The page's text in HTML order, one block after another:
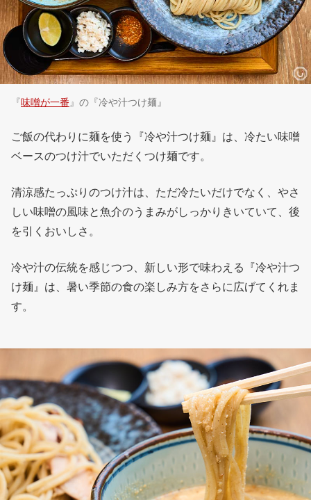
『味噌が一番 』の『冷や汁つけ麺』
ご飯の代わりに麺を使う『冷や汁つけ麺』は、冷たい味噌
ベースのつけ汁でいただくつけ麺です。
清涼感たっぷりのつけ汁は、ただ冷たいだけでなく、やさ
しい味噌の風味と魚介のうまみがしっかりきいていて、後
を引くおいしさ。
冷や汁の伝統を感じつつ、新しい形で味わえる『冷や汁つ
け麺』は、暑い季節の食の楽しみ方をさらに広げてくれま
す。